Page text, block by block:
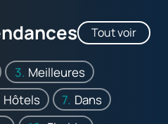
Tout voir
Meilleures
Hôtels
Dans